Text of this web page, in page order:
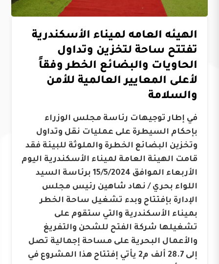
الهيئه العامه لميناء الأسكندرية
تفتتح ساحة لتخزين وتداول
الحاويات والبضائع الخطر وفقاً
لأعلى المعايير العالمية للأمن
والسلامة
في إطار توجيهات رئاسة مجلس الوزراء
بإحكام السيطرة على عمليات نقل وتداول
وتخزين البضائع الخطرة والملوثة للبيئة فقد
قامت الهيئة العامة لميناء الأسكندرية اليوم
الأربعاء الموافق 15/5/2024 برئاسة السيد
اللواء بحري / نهاد شاهين رئيس مجلس
الإدارة بإفتتاح وبدء تشغيل ساحة الخطر
بميناء الأسكندرية والتي ستقوم على
تشغيلها شركة الفتح للشحن والتفريغ
والأعمال البحرية على مساحة إجمالية تصل
إلى 28.7 ألف م2 يأتي إفتتاح هذا المشروع في